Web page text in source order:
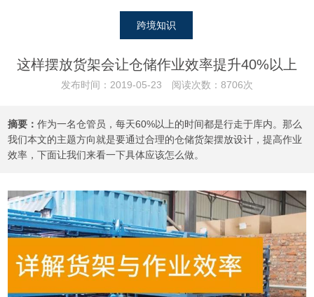
跨境知识
这样摆放货架会让仓储作业效率提升40%以上
发布时间：2019-05-23 阅读次数：8706次
摘要：作为一名仓管员，每天60%以上的时间都是行走于库内。那么
我们本文的主题方向就是要通过合理的仓储货架摆放设计，提高作业
效率，下面让我们来看一下具体应该怎么做。